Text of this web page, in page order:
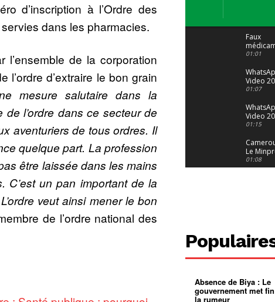
d’inscription à l’Ordre des
dans les pharmacies.
l’ensemble de la corporation
l’ordre d’extraire le bon grain
mesure salutaire dans la
l’ordre dans ce secteur de
aventuriers de tous ordres. Il
quelque part. La profession
être laissée dans les mains
C’est un pan important de la
veut ainsi mener le bon
de l’ordre national des
Faux
: Le trafic
malgré
01:01
Video
04 at 15
01:07
Video
29 at 12
01:15
Le
alerte
dérives
01:08
grandes
pluies
Échec au
Le père
pasteur
L’État
Absence de Biya : Le
gouvernement met
la rumeur